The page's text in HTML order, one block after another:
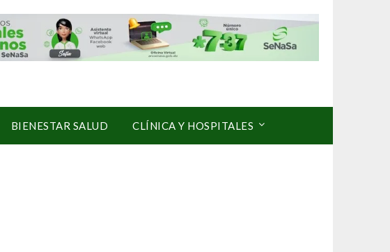
BIENESTAR SALUD CLÍNICA Y HOSPITALES